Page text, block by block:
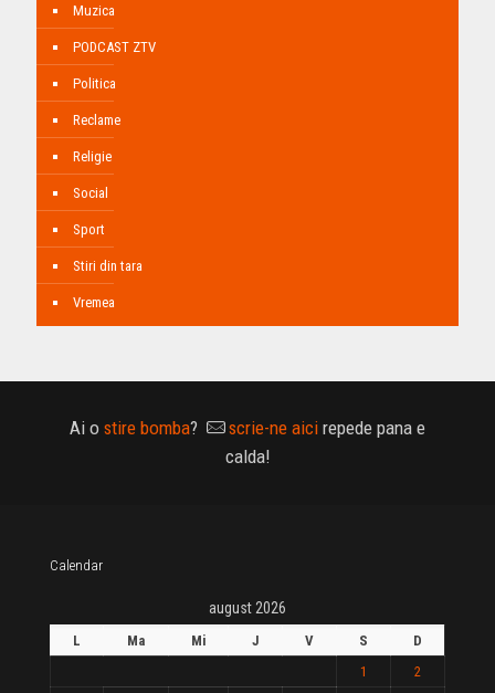
Muzica
PODCAST ZTV
Politica
Reclame
Religie
Social
Sport
Stiri din tara
Vremea
Ai o stire bomba? scrie-ne aici repede pana e
calda!
Calendar
august 2026
L Ma Mi J V S
D
1
2